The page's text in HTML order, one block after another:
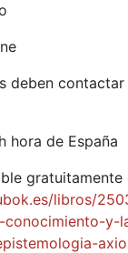
deben
hora de España
gratuitamente
libros/
conocimiento-y-